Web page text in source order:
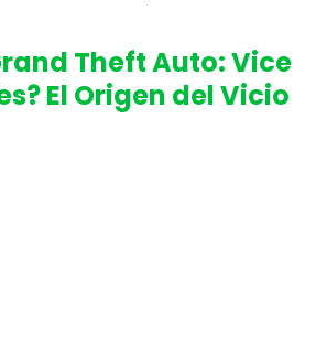
Theft Auto: Vice
El Origen del Vicio